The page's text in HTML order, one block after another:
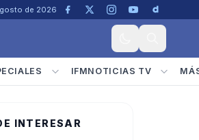
de 2026
IFMNOTICIAS TV
INTERESAR